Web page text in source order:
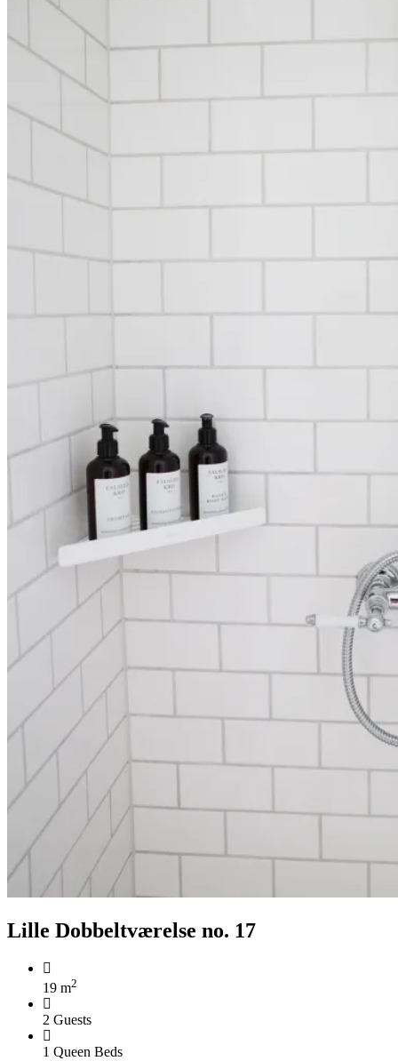
Lille Dobbeltværelse no. 17
19 m2
2 Guests
1 Queen Beds